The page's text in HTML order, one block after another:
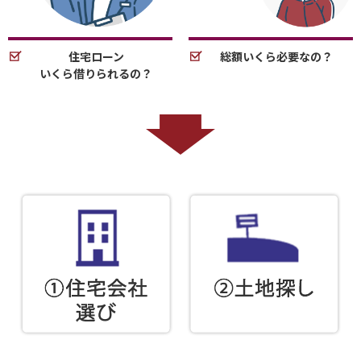
住宅ローン
いくら借りられるの？
総額いくら必要なの？